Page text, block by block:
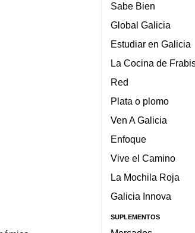
Sabe Bien
Global Galicia
Estudiar en Galicia
La Cocina de
Red
Plata o plomo
Ven A Galicia
Enfoque
Vive el Camino
La Mochila Roja
Galicia Innova
SUPLEMENTOS